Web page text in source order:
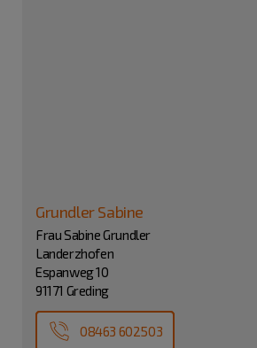
Grundler Sabine
Frau Sabine Grundler
Landerzhofen
Espanweg 10
91171 Greding
08463 602503